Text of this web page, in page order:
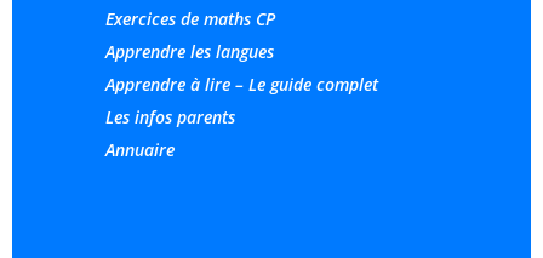
Exercices de maths CP
Apprendre les langues
Apprendre à lire – Le guide complet
Les infos parents
Annuaire